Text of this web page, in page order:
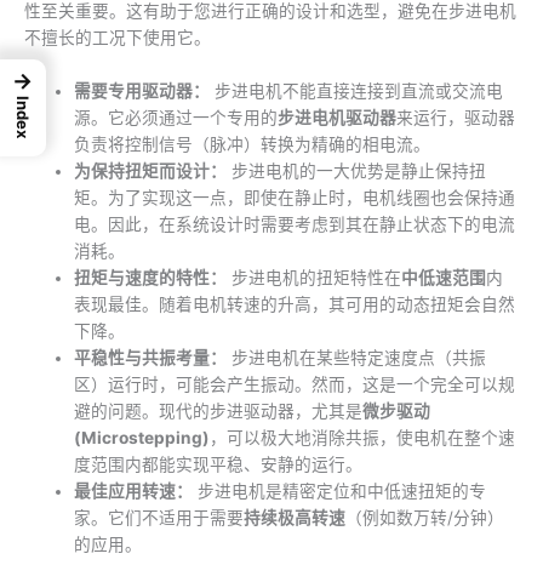
性至关重要。这有助于您进行正确的设计和选型，避免在步进电机
不擅长的工况下使用它。
需要专用驱动器：
步进电机不能直接连接到直流或交流电
源。它必须通过一个专用的步进电机驱动器来运行，驱动器
负责将控制信号（脉冲）转换为精确的相电流。
为保持扭矩而设计：
步进电机的一大优势是静止保持扭
矩。为了实现这一点，即使在静止时，电机线圈也会保持通
电。因此，在系统设计时需要考虑到其在静止状态下的电流
消耗。
扭矩与速度的特性：
步进电机的扭矩特性在中低速范围内
表现最佳。随着电机转速的升高，其可用的动态扭矩会自然
下降。
平稳性与共振考量：
步进电机在某些特定速度点（共振
区）运行时，可能会产生振动。然而，这是一个完全可以规
避的问题。现代的步进驱动器，尤其是微步驱动
(Microstepping)，可以极大地消除共振，使电机在整个速
度范围内都能实现平稳、安静的运行。
最佳应用转速：
步进电机是精密定位和中低速扭矩的专
家。它们不适用于需要持续极高转速 （例如数万转/分钟）
的应用。
→
Index